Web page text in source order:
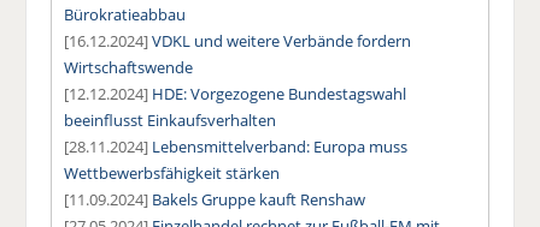
Bürokratieabbau
[16.12.2024]VDKL und weitere Verbände fordern
Wirtschaftswende
[12.12.2024] HDE: Vorgezogene Bundestagswahl
beeinflusst Einkaufsverhalten
[28.11.2024] Lebensmittelverband: Europa muss
Wettbewerbsfähigkeit stärken
[11.09.2024] Bakels Gruppe kauft Renshaw